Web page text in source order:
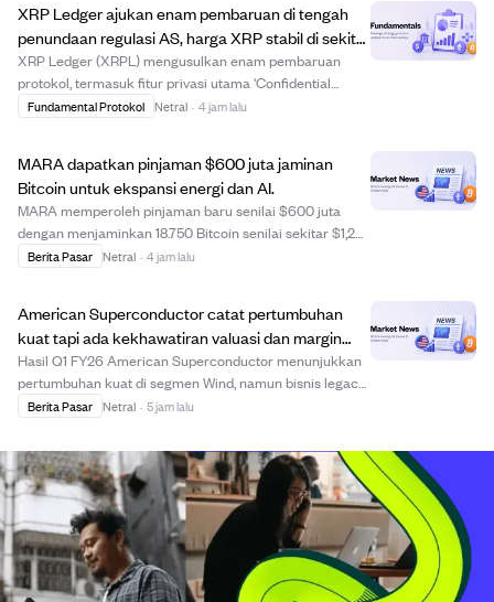
XRP Ledger ajukan enam pembaruan di tengah
penundaan regulasi AS, harga XRP stabil di sekitar
$1.
XRP Ledger (XRPL) mengusulkan enam pembaruan
protokol, termasuk fitur privasi utama 'Confidential
Transfers' untuk pengguna institusional. Pembaruan ini
Fundamental Protokol Netral · 4 jam lalu
MARA dapatkan pinjaman $600 juta jaminan
Bitcoin untuk ekspansi energi dan AI.
MARA memperoleh pinjaman baru senilai $600 juta
dengan menjaminkan 18.750 Bitcoin senilai sekitar $1,2
miliar untuk mendanai ekspansi ke pembangkit listrik
Berita Pasar Netral · 4 jam lalu
American Superconductor catat pertumbuhan
kuat tapi ada kekhawatiran valuasi dan margin
setelah hasil Q1 FY26.
Hasil Q1 FY26 American Superconductor menunjukkan
pertumbuhan kuat di segmen Wind, namun bisnis legacy
Grid dan NWL melemah, menyebabkan pergeseran
dan margin laba terlihat menjanjikan, valuasi perus...
Berita Pasar Netral · 5 jam lalu